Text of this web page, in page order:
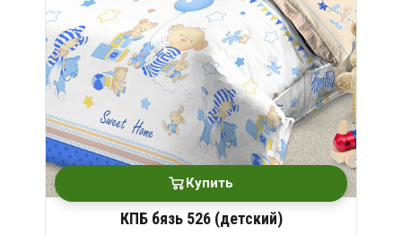
Купить
КПБ бязь 526 (детский)